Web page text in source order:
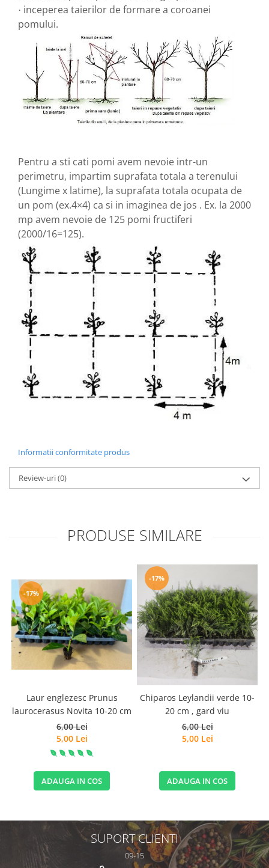
· inceperea taierilor de formare a coroanei
pomului.
Pentru a sti cati pomi avem nevoie intr-un
perimetru, impartim suprafata totala a terenului
(Lungime x latime), la suprafata totala ocupata de
un pom (ex.4×4) ca si in imaginea de jos . Ex. la 2000
mp avem nevoie de 125 pomi fructiferi
(2000/16=125).
Informatii conformitate produs
Review-uri(0)
PRODUSE SIMILARE
-17%
Laur englezesc Prunus
laurocerasus Novita 10-20 cm
6,00 Lei
5,00 Lei
ADAUGA IN COS
-17%
Chiparos Leylandii verde 10-
20 cm , gard viu
6,00 Lei
5,00 Lei
ADAUGA IN COS
SUPORT CLIENTI
09-15